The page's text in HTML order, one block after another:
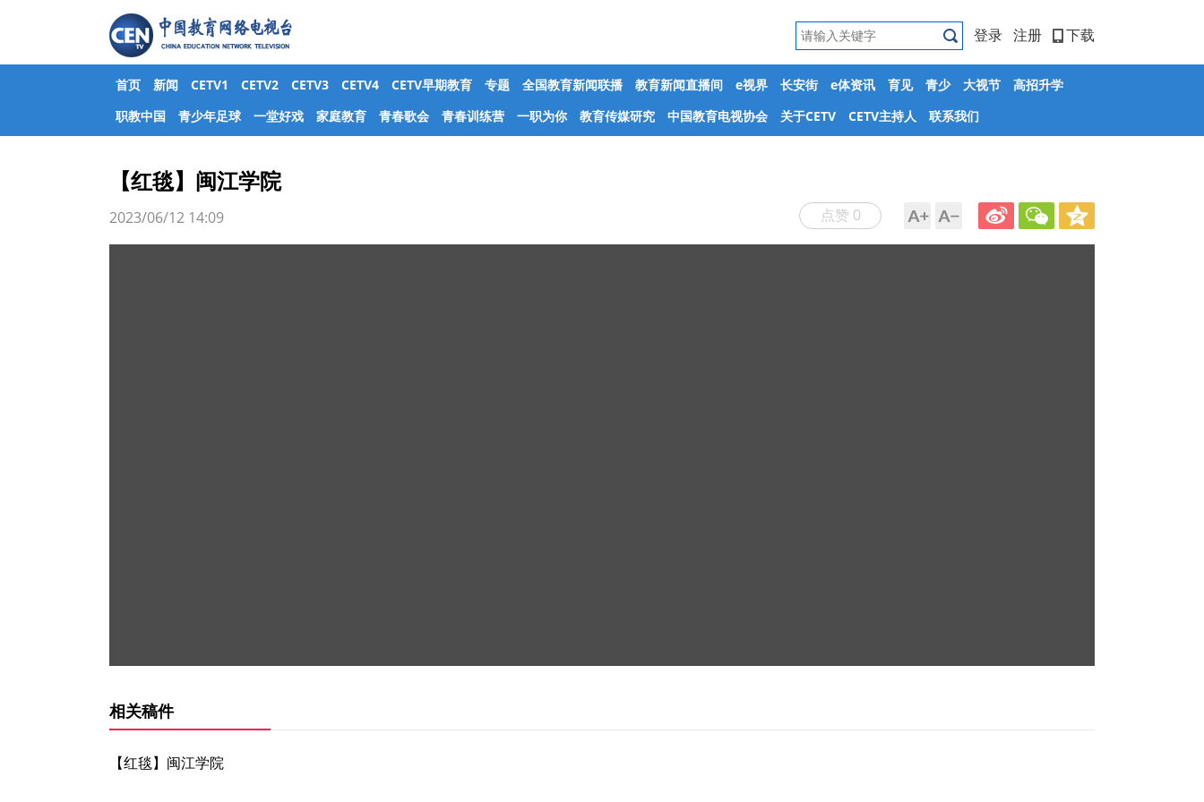
登录 注册 下载
首页 新闻 CETV1 CETV2 CETV3 CETV4 CETV早期教育 专题 全国教育新闻联播 教育新闻直播间 e视界 长安街 e体资讯 育见 青少 大视节
高招升学
职教中国
青少年足球 一堂好戏 家庭教育 青春歌会 青春训练营 一职为你 教育传媒研究 中国教育电视协会 关于CETV CETV主持人 联系我们
【红毯】闽江学院
点赞 0
2023/06/12 14:09
相关稿件
【红毯】闽江学院